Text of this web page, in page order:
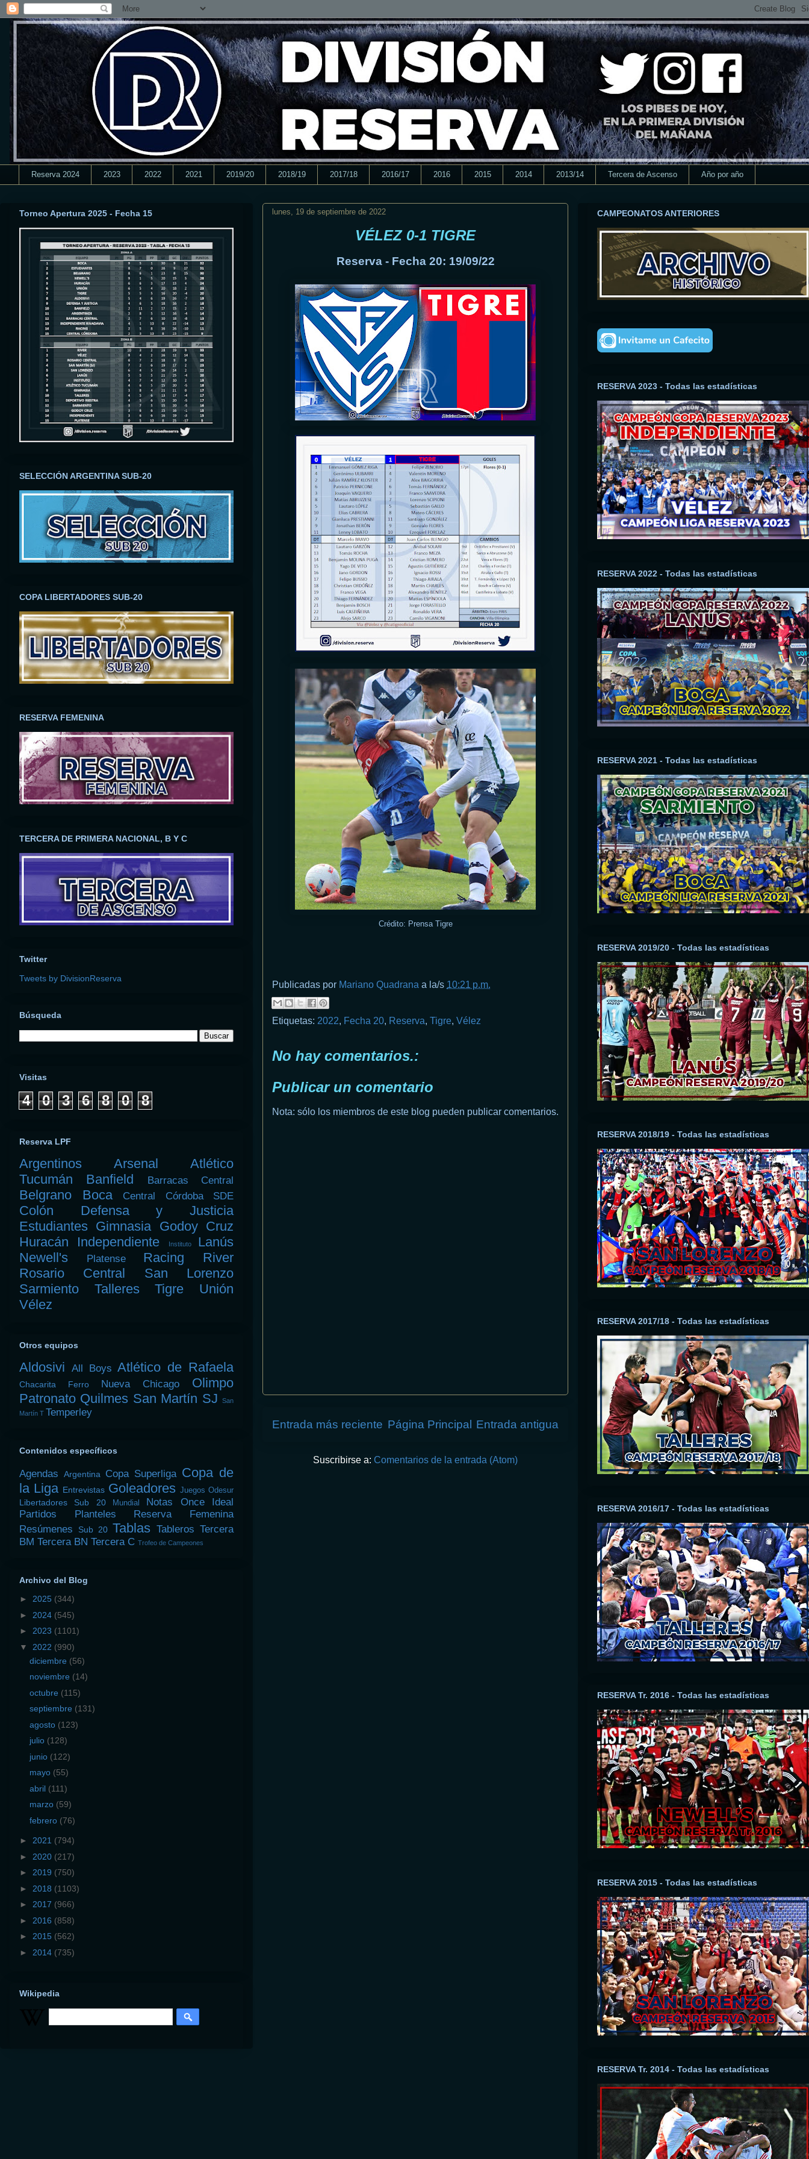
Reserva 2024 2023 2022 2021 2019/20 2018/19 2017/18 2016/17 2016 2015 2014 2013/14 Tercera de Ascenso Año por año
lunes, 19 de septiembre de 2022
VÉLEZ 0-1 TIGRE
Reserva - Fecha 20: 19/09/22
Crédito: Prensa Tigre
Publicadas por Mariano Quadrana a la/s 10:21 p.m.
Etiquetas: 2022, Fecha 20, Reserva, Tigre, Vélez
No hay comentarios.:
Publicar un comentario
Nota: sólo los miembros de este blog pueden publicar comentarios.
Entrada más reciente Entrada antigua
Página Principal
Suscribirse a: Comentarios de la entrada (Atom)
Torneo Apertura 2025 - Fecha 15
SELECCIÓN ARGENTINA SUB-20
COPA LIBERTADORES SUB-20
RESERVA FEMENINA
TERCERA DE PRIMERA NACIONAL, B Y C
Twitter
Tweets by DivisionReserva
Búsqueda
Visitas
4 0 3 6 8 0 8
Reserva LPF
Argentinos Arsenal
Atlético
Tucumán
Banfield Barracas Central
Belgrano Boca Central Córdoba SDE
Colón
Defensa y Justicia
Estudiantes Gimnasia Godoy Cruz
Huracán
Independiente Instituto
Lanús
Newell's
Platense Racing
River
Rosario Central
San Lorenzo
Sarmiento
Talleres Tigre
Unión
Vélez
Otros equipos
Aldosivi All Boys Atlético de Rafaela
Chacarita Ferro Nueva Chicago
Olimpo
Patronato Quilmes San Martín SJ
San
Martín T Temperley
Contenidos específicos
Agendas Argentina Copa Superliga Copa de
la Liga Entrevistas Goleadores Juegos Odesur
Libertadores Sub 20 Mundial Notas
Once Ideal
Partidos
Planteles
Reserva Femenina
Resúmenes
Sub 20 Tablas Tableros Tercera
BM Tercera BN Tercera C Trofeo de Campeones
Archivo del Blog
► 2025 (344)
► 2024 (545)
► 2023 (1101)
▼ 2022 (990)
diciembre (56)
noviembre (14)
octubre (115)
septiembre (131)
agosto (123)
julio (128)
junio (122)
mayo (55)
abril (111)
marzo (59)
febrero (76)
► 2021 (794)
► 2020 (217)
► 2019 (750)
► 2018 (1103)
► 2017 (966)
► 2016 (858)
► 2015 (562)
► 2014 (735)
Wikipedia
CAMPEONATOS ANTERIORES
RESERVA 2023 - Todas las estadísticas
RESERVA 2022 - Todas las estadísticas
RESERVA 2021 - Todas las estadísticas
RESERVA 2019/20 - Todas las estadísticas
RESERVA 2018/19 - Todas las estadísticas
RESERVA 2017/18 - Todas las estadísticas
RESERVA 2016/17 - Todas las estadísticas
RESERVA Tr. 2016 - Todas las estadísticas
RESERVA 2015 - Todas las estadísticas
RESERVA Tr. 2014 - Todas las estadísticas